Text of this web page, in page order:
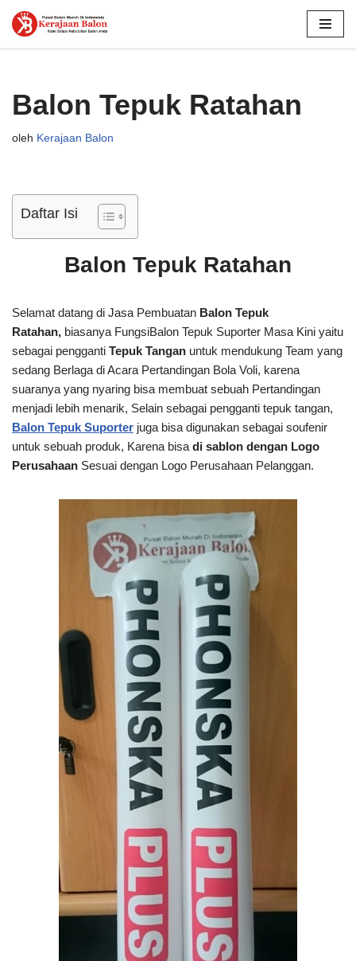
Balon Tepuk Ratahan
oleh Kerajaan Balon
Daftar Isi
Balon Tepuk Ratahan
Selamat datang di Jasa Pembuatan Balon Tepuk
Ratahan, biasanya FungsiBalon Tepuk Suporter Masa Kini yaitu
sebagai pengganti Tepuk Tangan untuk mendukung Team yang
sedang Berlaga di Acara Pertandingan Bola Voli, karena
suaranya yang nyaring bisa membuat sebuah Pertandingan
menjadi lebih menarik, Selain sebagai pengganti tepuk tangan,
Balon Tepuk Suporter juga bisa digunakan sebagai soufenir
untuk sebuah produk, Karena bisa di sablon dengan Logo
Perusahaan Sesuai dengan Logo Perusahaan Pelanggan.